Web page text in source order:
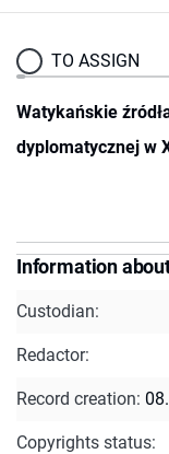
TO ASSIGN
Watykańskie
dyplomatycznej w
Information
Custodian:
Redactor:
Record creation:
Copyrights status: